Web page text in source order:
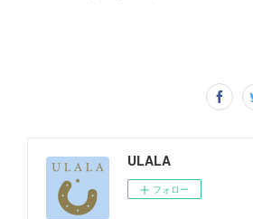
ULALA
フォロー